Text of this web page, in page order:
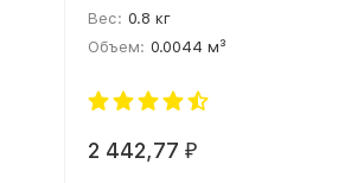
Вес: 0.8 кг
Объем: 0.0044 м³
2 442,77 ₽